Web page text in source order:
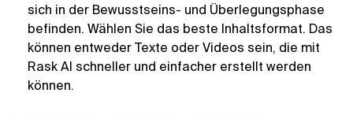
sich in der Bewusstseins- und Überlegungsphase
befinden. Wählen Sie das beste Inhaltsformat. Das
können entweder Texte oder Videos sein, die mit
Rask AI schneller und einfacher erstellt werden
können.